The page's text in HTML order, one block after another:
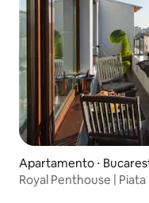
Apartamento ⋅
Royal Penthouse |